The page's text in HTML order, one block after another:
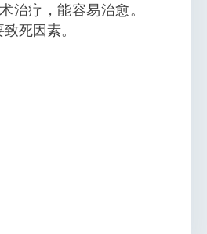
治疗，能容易治愈。
死因素。